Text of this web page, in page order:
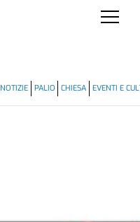
NOTIZIE PALIO CHIESA EVENTI E